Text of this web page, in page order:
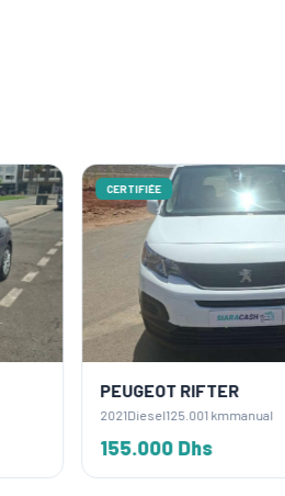
CERTIFIÉE
PEUGEOT RIFTER
2021Diesel125.001 kmmanual
155.000 Dhs